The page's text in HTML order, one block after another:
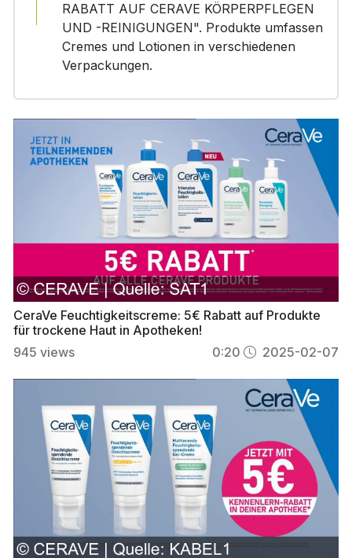
RABATT AUF CERAVE KÖRPERPFLEGEN
UND -REINIGUNGEN". Produkte umfassen
Cremes und Lotionen in verschiedenen
Verpackungen.
CeraVe Feuchtigkeitscreme: 5€ Rabatt auf Produkte
für trockene Haut in Apotheken!
945 views 0:20 2025-02-07